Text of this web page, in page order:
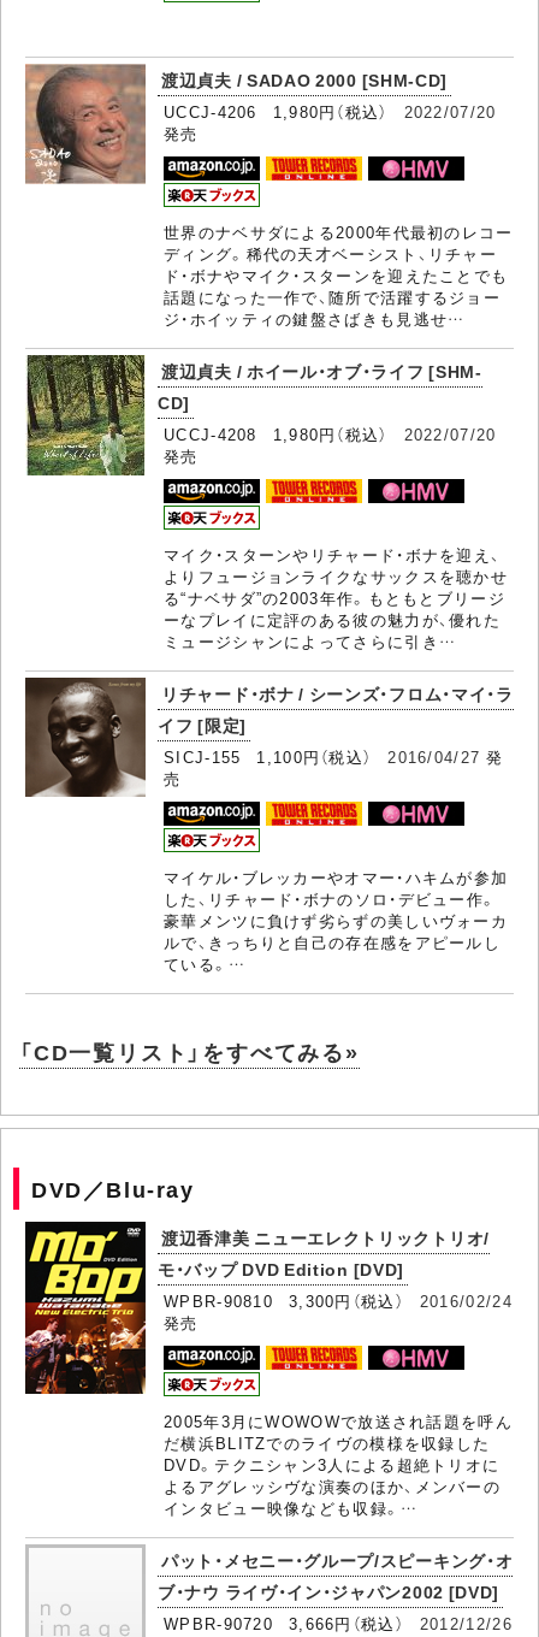
渡辺貞夫 / SADAO 2000 [SHM-CD]
UCCJ-4206 1,980円（税込） 2022/07/20
発売
世界のナベサダによる2000年代最初のレコー
ディング。稀代の天才ベーシスト、リチャー
ド・ボナやマイク・スターンを迎えたことでも
話題になった一作で、随所で活躍するジョー
ジ・ホイッティの鍵盤さばきも見逃せ…
渡辺貞夫 / ホイール・オブ・ライフ [SHM-
CD]
UCCJ-4208 1,980円（税込） 2022/07/20
発売
マイク・スターンやリチャード・ボナを迎え、
よりフュージョンライクなサックスを聴かせ
る“ナベサダ”の2003年作。もともとブリージ
ーなプレイに定評のある彼の魅力が、優れた
ミュージシャンによってさらに引き…
リチャード・ボナ / シーンズ・フロム・マイ・ラ
イフ [限定]
SICJ-155 1,100円（税込） 2016/04/27 発
売
マイケル・ブレッカーやオマー・ハキムが参加
した、リチャード・ボナのソロ・デビュー作。
豪華メンツに負けず劣らずの美しいヴォーカ
ルで、きっちりと自己の存在感をアピールし
ている。…
「CD一覧リスト」をすべてみる»
DVD／Blu-ray
渡辺香津美 ニューエレクトリックトリオ/
モ・バップ DVD Edition [DVD]
WPBR-90810 3,300円（税込） 2016/02/24
発売
2005年3月にWOWOWで放送され話題を呼ん
だ横浜BLITZでのライヴの模様を収録した
DVD。テクニシャン3人による超絶トリオに
よるアグレッシヴな演奏のほか、メンバーの
インタビュー映像なども収録。…
パット・メセニー・グループ/スピーキング・オ
ブ・ナウ ライヴ・イン・ジャパン2002 [DVD]
WPBR-90720 3,666円（税込） 2012/12/26